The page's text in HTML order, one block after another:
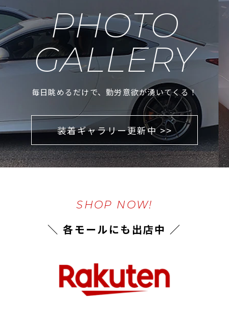
PHOTO
GALLERY
毎日眺めるだけで、勤労意欲が湧いてくる！
装着ギャラリー更新中 >>
SHOP NOW!
＼ 各モールにも出店中 ／